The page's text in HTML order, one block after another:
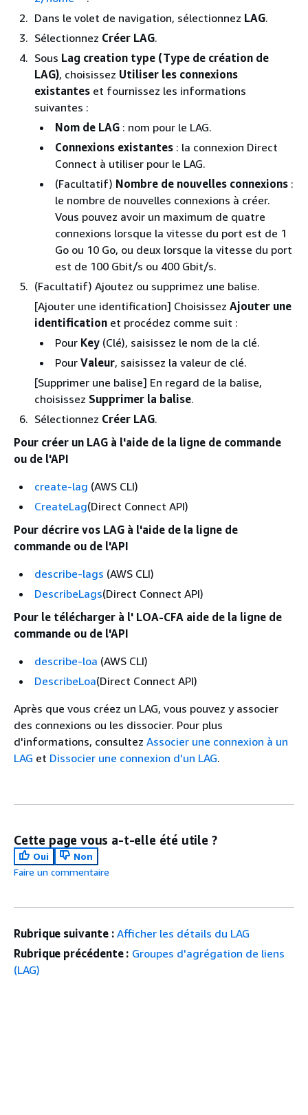
Dans le volet de navigation, sélectionnez LAG.
Sélectionnez Créer LAG.
Sous Lag creation type (Type de création de
LAG), choisissez Utiliser les connexions
existantes et fournissez les informations
suivantes :
Nom de LAG : nom pour le LAG.
Connexions existantes : la connexion Direct
Connect à utiliser pour le LAG.
(Facultatif) Nombre de nouvelles connexions :
le nombre de nouvelles connexions à créer.
Vous pouvez avoir un maximum de quatre
connexions lorsque la vitesse du port est de 1
Go ou 10 Go, ou deux lorsque la vitesse du port
est de 100 Gbit/s ou 400 Gbit/s.
(Facultatif) Ajoutez ou supprimez une balise.
[Ajouter une identification] Choisissez Ajouter une
identification et procédez comme suit :
Pour Key (Clé), saisissez le nom de la clé.
Pour Valeur, saisissez la valeur de clé.
[Supprimer une balise] En regard de la balise,
choisissez Supprimer la balise.
Sélectionnez Créer LAG.
Pour créer un LAG à l'aide de la ligne de commande
ou de l'API
create-lag (AWS CLI)
CreateLag(Direct Connect API)
Pour décrire vos LAG à l'aide de la ligne de
commande ou de l'API
describe-lags (AWS CLI)
DescribeLags(Direct Connect API)
Pour le télécharger à l' LOA-CFA aide de la ligne de
commande ou de l'API
describe-loa (AWS CLI)
DescribeLoa(Direct Connect API)
Après que vous créez un LAG, vous pouvez y associer
des connexions ou les dissocier. Pour plus
d'informations, consultez Associer une connexion à un
LAG et Dissocier une connexion d'un LAG.
Cette page vous a-t-elle été utile ?
Oui
Non
Faire un commentaire
Rubrique suivante : Afficher les détails du LAG
Rubrique précédente : Groupes d'agrégation de liens
(LAG)